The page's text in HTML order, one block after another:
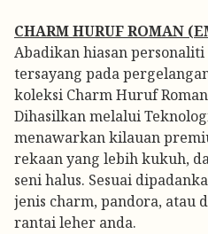
CHARM HURUF ROMAN
Abadikan hiasan
tersayang pada
koleksi Charm Huruf
Dihasilkan melalui
menawarkan kilauan
rekaan yang lebih kukuh,
seni halus. Sesuai
jenis charm, pandora, atau
rantai leher anda.